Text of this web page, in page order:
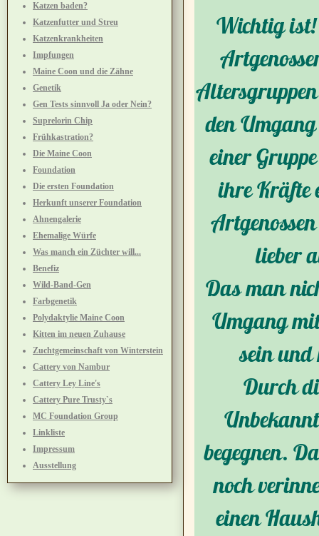
Katzen baden?
Katzenfutter und Streu
Katzenkrankheiten
Impfungen
Maine Coon und die Zähne
Genetik
Gen Tests sinnvoll Ja oder Nein?
Suprelorin Chip
Frühkastration?
Die Maine Coon
Foundation
Die ersten Foundation
Herkunft unserer Foundation
Ahnengalerie
Ehemalige Würfe
Was manch ein Züchter will...
Benefiz
Wild-Band-Gen
Farbgenetik
Polydaktylie Maine Coon
Kitten im neuen Zuhause
Zuchtgemeinschaft von Winterstein
Cattery von Nambur
Cattery Ley Line's
Cattery Pure Trusty`s
MC Foundation Group
Linkliste
Impressum
Ausstellung
Wichtig
den
einer
ihre Kräfte
lieber
Das man
Umgang
sein
Durch
begegnen.
noch
einen